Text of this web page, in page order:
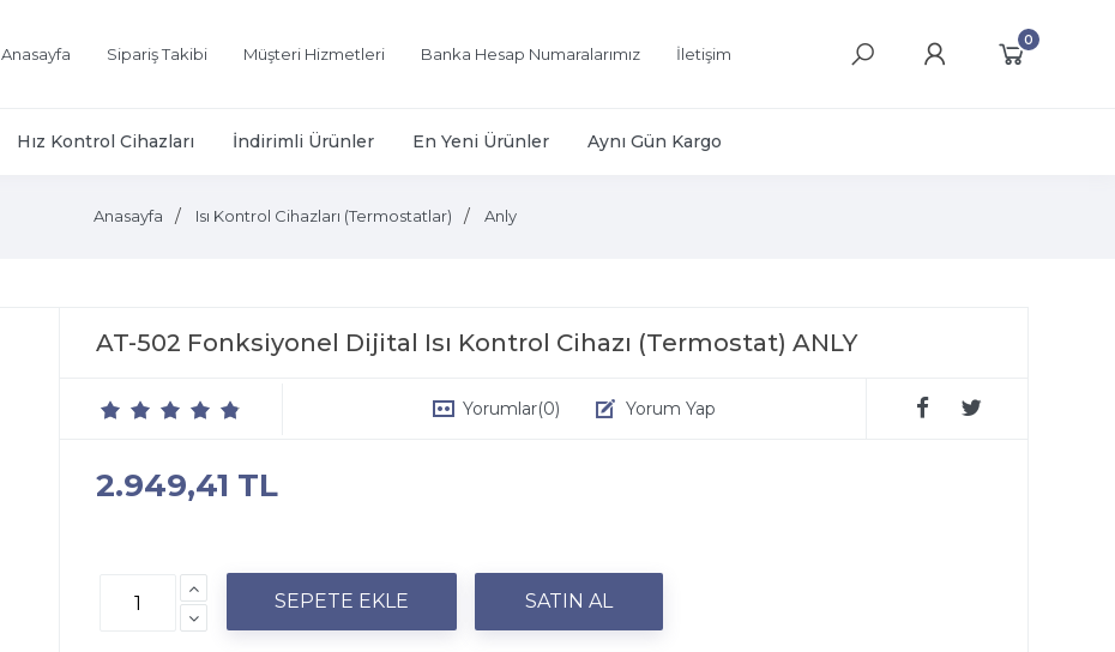
Anasayfa Sipariş Takibi Müşteri Hizmetleri Banka Hesap Numaralarımız İletişim
0
Hız Kontrol Cihazları İndirimli Ürünler En Yeni Ürünler Aynı Gün Kargo
Anasayfa Isı Kontrol Cihazları (Termostatlar) Anly
AT-502 Fonksiyonel Dijital Isı Kontrol Cihazı (Termostat) ANLY
Yorumlar(0) Yorum Yap
2.949,41 TL